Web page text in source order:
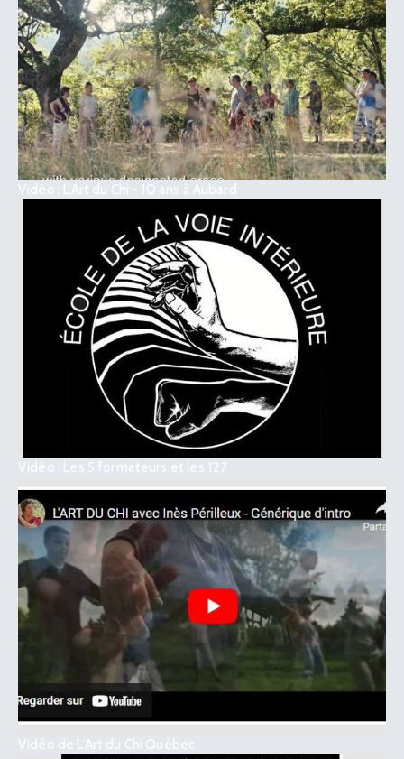
Vidéo : L’Art du Chi - 10 ans à Aubard
Vidéo : Les 5 formateurs et les 127
Vidéo de L’Art du Chi Québec